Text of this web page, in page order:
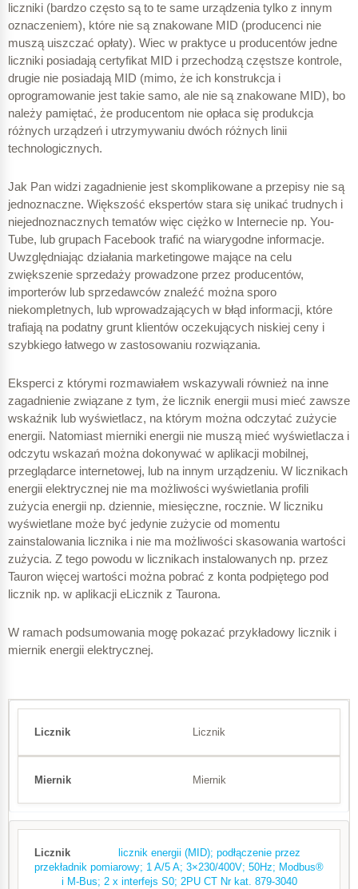
liczniki (bardzo często są to te same urządzenia tylko z innym
oznaczeniem), które nie są znakowane MID (producenci nie
muszą uiszczać opłaty). Wiec w praktyce u producentów jedne
liczniki posiadają certyfikat MID i przechodzą częstsze kontrole,
drugie nie posiadają MID (mimo, że ich konstrukcja i
oprogramowanie jest takie samo, ale nie są znakowane MID), bo
należy pamiętać, że producentom nie opłaca się produkcja
różnych urządzeń i utrzymywaniu dwóch różnych linii
technologicznych.
Jak Pan widzi zagadnienie jest skomplikowane a przepisy nie są
jednoznaczne. Większość ekspertów stara się unikać trudnych i
niejednoznacznych tematów więc ciężko w Internecie np. You-
Tube, lub grupach Facebook trafić na wiarygodne informacje.
Uwzględniając działania marketingowe mające na celu
zwiększenie sprzedaży prowadzone przez producentów,
importerów lub sprzedawców znaleźć można sporo
niekompletnych, lub wprowadzających w błąd informacji, które
trafiają na podatny grunt klientów oczekujących niskiej ceny i
szybkiego łatwego w zastosowaniu rozwiązania.
Eksperci z którymi rozmawiałem wskazywali również na inne
zagadnienie związane z tym, że licznik energii musi mieć zawsze
wskaźnik lub wyświetlacz, na którym można odczytać zużycie
energii. Natomiast mierniki energii nie muszą mieć wyświetlacza i
odczytu wskazań można dokonywać w aplikacji mobilnej,
przeglądarce internetowej, lub na innym urządzeniu. W licznikach
energii elektrycznej nie ma możliwości wyświetlania profili
zużycia energii np. dziennie, miesięczne, rocznie. W liczniku
wyświetlane może być jedynie zużycie od momentu
zainstalowania licznika i nie ma możliwości skasowania wartości
zużycia. Z tego powodu w licznikach instalowanych np. przez
Tauron więcej wartości można pobrać z konta podpiętego pod
licznik np. w aplikacji eLicznik z Taurona.
W ramach podsumowania mogę pokazać przykładowy licznik i
miernik energii elektrycznej.
Licznik
Miernik
licznik energii (MID); podłączenie przez
przekładnik pomiarowy; 1 A/5 A; 3×230/400V; 50Hz; Modbus®
i M-Bus; 2 x interfejs S0; 2PU CT Nr kat. 879-3040